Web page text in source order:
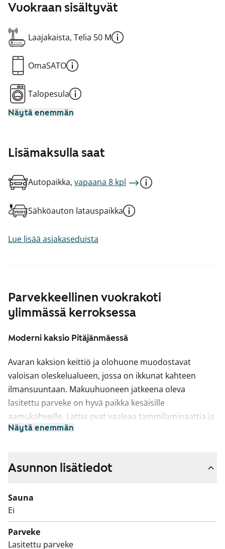
Parvekkeellinen vuokrakoti
ylimmässä kerroksessa
Moderni kaksio Pitäjänmäessä
Avaran kaksion keittiö ja olohuone muodostavat
valoisan oleskelualueen, jossa on ikkunat kahteen
ilmansuuntaan. Makuuhuoneen jatkeena oleva
lasitettu parveke on hyvä paikka kesäisille
aamukahveille. Lattia ovat vaaleaa tammilaminaattia ja
seinät on maalattu valkoisiksi.
alakaappien välinen tila ja työtaso ovat harmaata
liesikupu, jääkaappipakastin ja astianpesukone.
Kodinkoneet ovat valkoisia.
Kylpyhuoneessa on valkoiset kotimaiset ja kestävät
Kide-malliston kalusteet ja paikka pyykinpesukoneelle.
Näytä enemmän
Vuokraan sisältyvät
Laajakaista, Telia 50 M
OmaSATO
Talopesula
Näytä enemmän
Lisämaksulla saat
Autopaikka, vapaana 8 kpl
Sähköauton latauspaikka
Lue lisää asiakaseduista
Asunnon lisätiedot
Sauna
Ei
Parveke
Lasitettu parveke